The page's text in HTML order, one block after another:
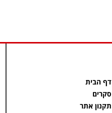
דף הבית
סקרים
תקנון אתר